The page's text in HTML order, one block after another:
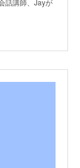
話講師、Jayが